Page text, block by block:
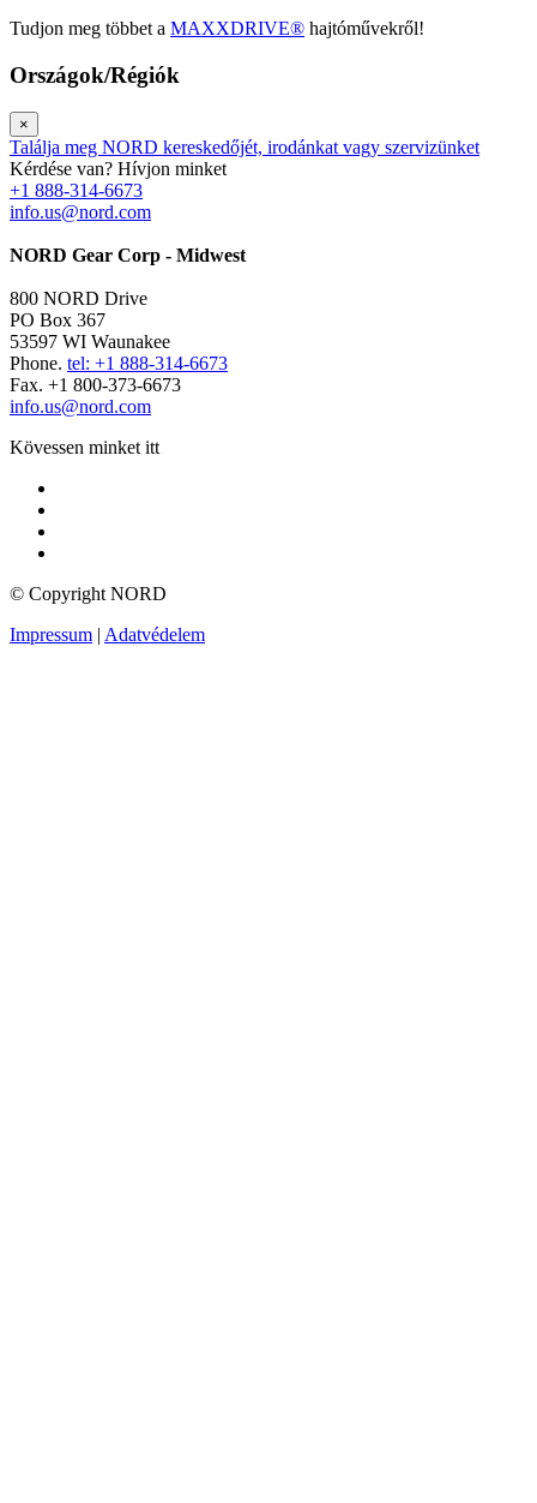
Tudjon meg többet a MAXXDRIVE® hajtóművekről!
Országok/Régiók
×
Találja meg NORD kereskedőjét, irodánkat vagy szervizünket
Kérdése van? Hívjon minket
+1 888-314-6673
info.us@nord.com
NORD Gear Corp - Midwest
800 NORD Drive
PO Box 367
53597 WI Waunakee
Phone. tel: +1 888-314-6673
Fax. +1 800-373-6673
info.us@nord.com
Kövessen minket itt
© Copyright NORD
Impressum | Adatvédelem